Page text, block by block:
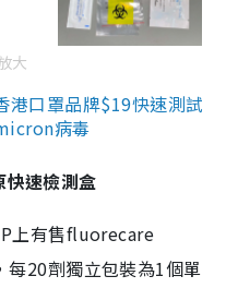
大
港口罩品牌$19快速測試
病毒
速檢測盒
上有售fluorecare
每20劑獨立包裝為1個單